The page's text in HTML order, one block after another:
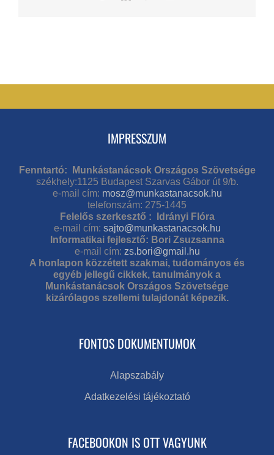
IMPRESSZUM
Fenntartó: Munkástanácsok Országos Szövetsége
székhely:1125 Budapest Szarvas Gábor út 9/b.
e-mail cím: mosz@munkastanacsok.hu
telefonszám: 275-1445
Felelős szerkesztő : Idrányi Flóra
e-mail cím: sajto@munkastanacsok.hu
Informatikai fejlesztő: Bori Zsuzsanna
e-mail cím: zs.bori@gmail.hu
A honlapon közzétett szakmai, tudományos és
egyéb jellegű cikkek, tanulmányok a
Munkástanácsok Országos Szövetsége
kizárólagos szellemi tulajdonát képezik.
FONTOS DOKUMENTUMOK
Alapszabály
Adatkezelési tájékoztató
FACEBOOKON IS OTT VAGYUNK